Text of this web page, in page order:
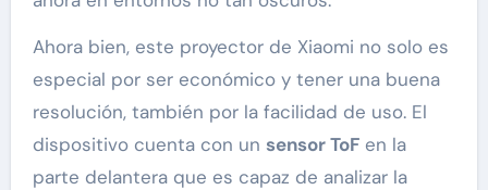
Ahora bien, este proyector de Xiaomi no solo es
especial por ser económico y tener una buena
resolución, también por la facilidad de uso. El
dispositivo cuenta con un sensor ToFen la
parte delantera que es capaz de analizar la